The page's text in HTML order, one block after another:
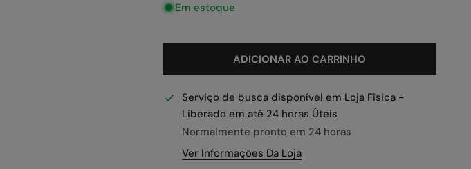
Em estoque
ADICIONAR AO CARRINHO
Serviço de busca disponível em Loja Fisica -
Liberado em até 24 horas Úteis
Normalmente pronto em 24 horas
Ver Informações Da Loja